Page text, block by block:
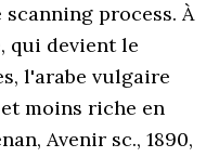
process. À
qui devient le
l'arabe vulgaire
moins riche en
Avenir sc., 1890,